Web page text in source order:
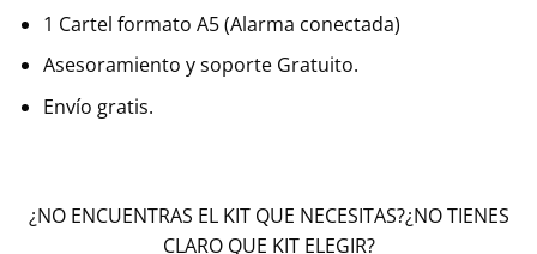
1 Cartel formato A5 (Alarma conectada)
Asesoramiento y soporte Gratuito.
Envío gratis.
¿NO ENCUENTRAS EL KIT QUE NECESITAS?¿NO TIENES
CLARO QUE KIT ELEGIR?